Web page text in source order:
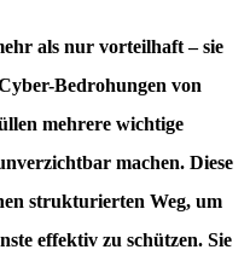
als nur vorteilhaft – sie
Bedrohungen von
mehrere wichtige
machen. Diese
strukturierten Weg, um
effektiv zu schützen. Sie